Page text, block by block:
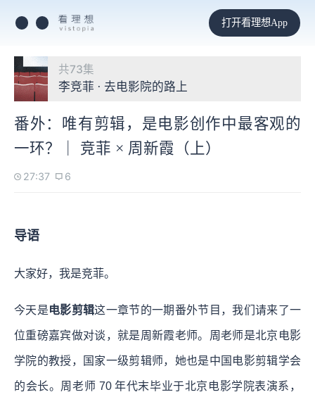
打开看理想App
共73集
李竞菲 · 去电影院的路上
番外：唯有剪辑，是电影创作中最客观的
一环？｜ 竞菲 × 周新霞（上）
27:37 6
导语
大家好，我是竞菲。
今天是电影剪辑这一章节的一期番外节目，我们请来了一
位重磅嘉宾做对谈，就是周新霞老师。周老师是北京电影
学院的教授，国家一级剪辑师，她也是中国电影剪辑学会
的会长。周老师 70 年代末毕业于北京电影学院表演系，